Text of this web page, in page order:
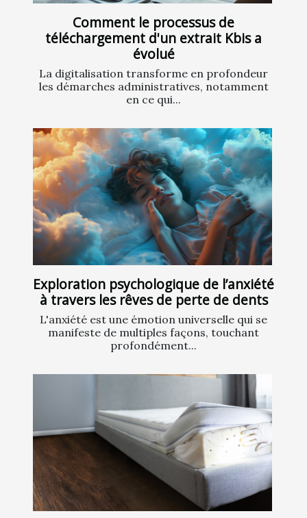
Comment le processus de
téléchargement d'un extrait Kbis a
évolué
La digitalisation transforme en profondeur
les démarches administratives, notamment
en ce qui...
Exploration psychologique de l’anxiété
à travers les rêves de perte de dents
L'anxiété est une émotion universelle qui se
manifeste de multiples façons, touchant
profondément...